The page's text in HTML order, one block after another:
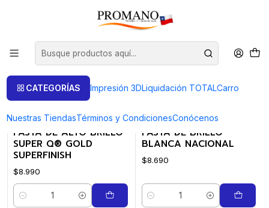
CATEGORÍAS Impresión 3DLiquidación TOTALCarro
Nuestras TiendasTérminos y CondicionesConócenos
Inicio Pulido Brillo
Pastas
FILTROS
4250678715607|Niqua
PASTA DE ALTO BRILLO
SUPER Q® GOLD
SUPERFINISH
$8.990
Cantidad
401030|
PASTA DE BRILLO
BLANCA NACIONAL
$8.690
Cantidad